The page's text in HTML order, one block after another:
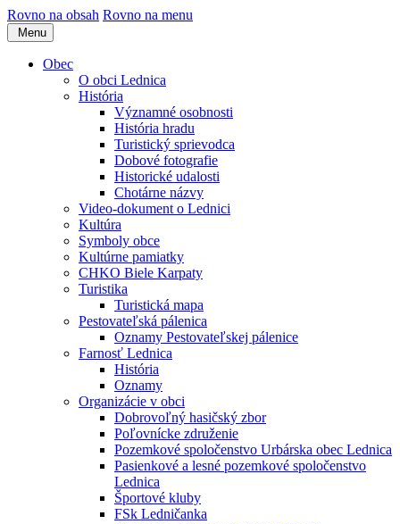
Rovno na obsah Rovno na menu
Menu
Obec
O obci Lednica
História
Významné osobnosti
História hradu
Turistický sprievodca
Dobové fotografie
Historické udalosti
Chotárne názvy
Video-dokument o Lednici
Kultúra
Symboly obce
Kultúrne pamiatky
CHKO Biele Karpaty
Turistika
Turistická mapa
Pestovateľská pálenica
Oznamy Pestovateľskej pálenice
Farnosť Lednica
História
Oznamy
Organizácie v obci
Dobrovoľný hasičský zbor
Poľovnícke združenie
Pozemkové spoločenstvo Urbárska obec Lednica
Pasienkové a lesné pozemkové spoločenstvo
Lednica
Športové kluby
FSk Ledničanka